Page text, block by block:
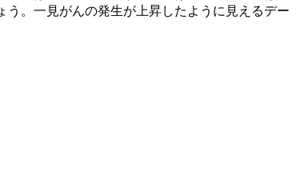
。一見がんの発生が上昇したように見えるデー